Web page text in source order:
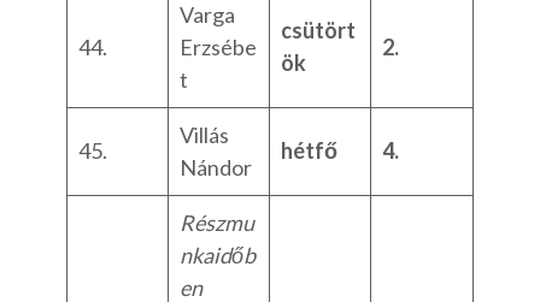
44.
Varga
Erzsébe
t
csütört
ök
2.
45.
Villás
Nándor
hétfő 4.
Részmu
nkaidőb
en